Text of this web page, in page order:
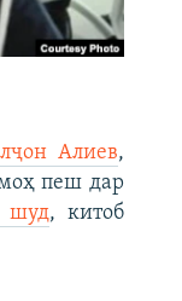
Алиев,
пеш дар
шуд, китоб